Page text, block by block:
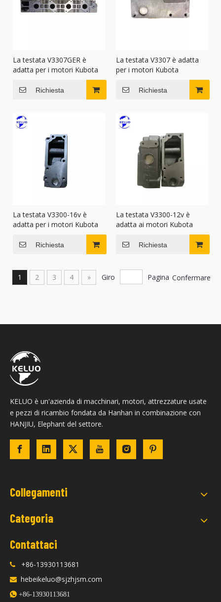
La testata V3307GER è
adatta per i motori Kubota
Richiesta
La testata V3307 è adatta
per i motori Kubota
Richiesta
La testata V3300-16v è
adatta per i motori Kubota
Richiesta
La testata V3300-12v è
adatta ai motori Kubota
Richiesta
1 2 3 4 » Giro Pagina Confermare
KELUO è un'azienda di macchinari, motori, attrezzature usate
e pezzi di ricambio fondata da Hanhan in combinazione con
HANJIU, Elephant del settore.
Collegamenti
Categoria
Contattaci
 +86-13930113681
 hebeikeluo@sjzhjsm.com
 +86-13930113681